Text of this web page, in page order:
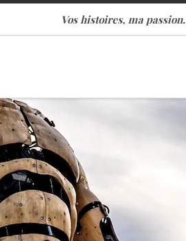
Vos histoires, ma passion.